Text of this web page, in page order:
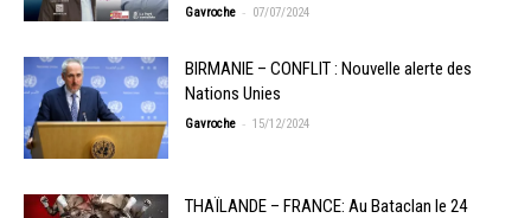
Gavroche - 07/07/2024
BIRMANIE – CONFLIT : Nouvelle alerte des
Nations Unies
Gavroche - 15/12/2024
THAÏLANDE – FRANCE: Au Bataclan le 24